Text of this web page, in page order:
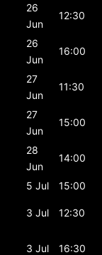
26
Jun
12:30
26
Jun
16:00
27
Jun
11:30
27
Jun
15:00
28
Jun
14:00
5 Jul
15:00
3 Jul 12:30
3 Jul 16:30